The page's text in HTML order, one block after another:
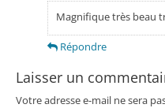
Magnifique très beau
Répondre
Laisser un
Votre adresse e-mail ne sera